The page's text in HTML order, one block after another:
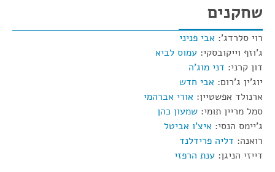
שחקנים
רוי סלרדג': אבי פניני
ג'וזף וייקובסקי: עמוס לביא
דון קרני: דני מוג'ה
יוג'ין ג'רום: אבי חדש
ארנולד אפשטיין: אורי אברהמי
סמל מריין תומי: שמעון כהן
ג'יימס הנסי: איצ'ו אביטל
רואנה: דליה פרידלנד
דייזי הניגן: ענת הרפזי